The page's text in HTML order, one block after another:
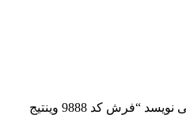
اولین کسی باشید که دیدگاهی می نویسد “فرش کد 9888 وینتیج